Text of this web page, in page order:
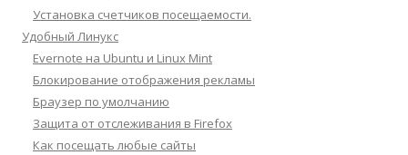
Установка счетчиков посещаемости.
Удобный Линукс
Evernote на Ubuntu и Linux Mint
Блокирование отображения рекламы
Браузер по умолчанию
Защита от отслеживания в Firefox
Как посещать любые сайты